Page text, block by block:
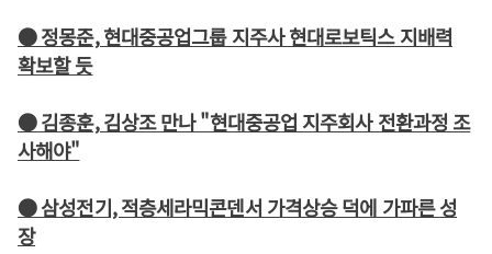
● 정몽준, 현대중공업그룹 지주사 현대로보틱스 지배력
확보할 듯
● 김종훈, 김상조 만나 "현대중공업 지주회사 전환과정 조
사해야"
● 삼성전기, 적층세라믹콘덴서 가격상승 덕에 가파른 성
장